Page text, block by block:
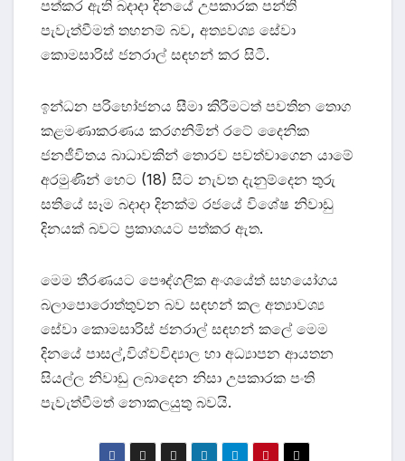
පත්කර ඇති බදාදා දිනයේ උපකාරක පන්ති
පැවැත්වීමත් තහනම් බව, අත්‍යවශ්‍ය සේවා
කොමසාරිස් ජනරාල් සඳහන් කර සිටී.
ඉන්ධන පරිභෝජනය සීමා කිරීමටත් පවතින තොග
කළමණාකරණය කරගනිමින් රටේ දෛනික
ජනජීවිතය බාධාවකින් තොරව පවත්වාගෙන යාමේ
අරමුණින් හෙට (18) සිට නැවත දැනුම්දෙන තුරු
සතියේ සෑම බදාදා දිනක්ම රජයේ විශේෂ නිවාඩු
දිනයක් බවට ප්‍රකාශයට පත්කර ඇත.
මෙම තීරණයට පෞද්ගලික අංශයේත් සහයෝගය
බලාපොරොත්තුවන බව සඳහන් කල අත්‍යාවශ්‍ය
සේවා කොමසාරිස් ජනරාල් සඳහන් කලේ මෙම
දිනයේ පාසල්,විශ්වවිද්‍යාල හා අධ්‍යාපන ආයතන
සියල්ල නිවාඩු ලබාදෙන නිසා උපකාරක පංති
පැවැත්වීමත් නොකලයුතු බවයි.